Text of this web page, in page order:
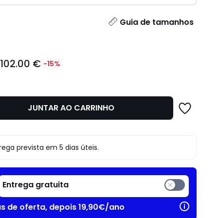
Guia de tamanhos
102.00 € -15%
JUNTAR AO CARRINHO
prevista em 5 dias úteis.
Entrega gratuita
de oferta, depois 19,90€/ano